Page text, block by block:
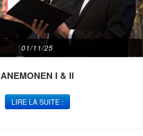
01/11/25
ANEMONEN I & II
LIRE LA SUITE :